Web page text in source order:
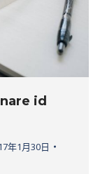
id
年1月30日